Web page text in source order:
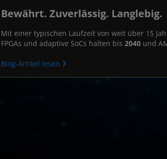
Bewährt. Zuverlässig. Langlebig.
Mit einer typischen Laufzeit von weit über 15
FPGAs und adaptive SoCs halten bis 2040und
Blog-Artikel lesen